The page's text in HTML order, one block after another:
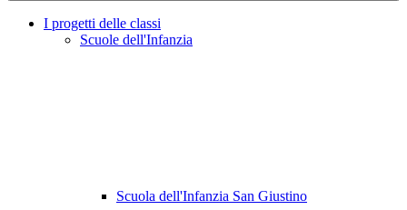
I progetti delle classi
Scuole dell'Infanzia
Scuola dell'Infanzia San Giustino